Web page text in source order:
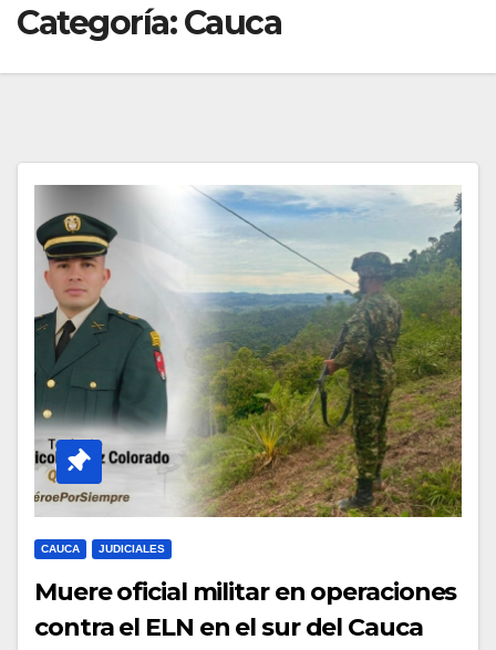
Categoría:Cauca
CAUCA JUDICIALES
Muere oficial militar en operaciones
contra el ELN en el sur del Cauca